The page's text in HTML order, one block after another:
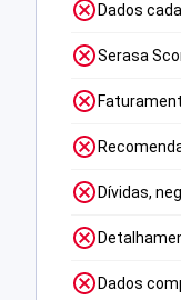
Dados
Serasa
Dívidas,
Dados